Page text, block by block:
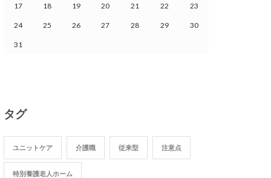
17 18 19 20 21 22 23
24 25 26 27 28 29 30
31
タグ
ユニットケア 介護職 従来型 注意点
特別養護老人ホーム